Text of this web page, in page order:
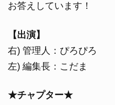
お答えしています！
【出演】
右) 管理人：ぴろぴろ
左) 編集長：こだま
★チャプター★